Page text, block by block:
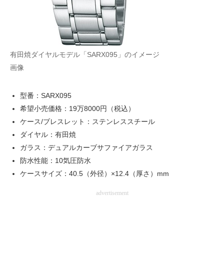
有田焼ダイヤルモデル「SARX095」のイメージ
画像
型番：SARX095
希望小売価格：19万8000円（税込）
ケース/ブレスレット：ステンレススチール
ダイヤル：有田焼
ガラス：デュアルカーブサファイアガラス
防水性能：10気圧防水
ケースサイズ：40.5（外径）×12.4（厚さ）mm
advertisement